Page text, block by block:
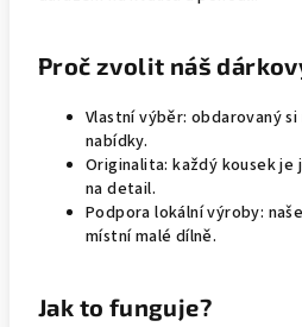
Proč zvolit náš
Vlastní výběr: obdarovaný
nabídky.
Originalita: každý kousek je
na detail.
Podpora lokální výroby:
místní malé dílně.
Jak to funguje?